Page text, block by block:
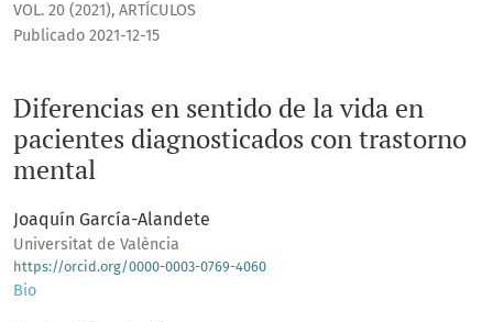
VOL. 20 (2021), ARTÍCULOS
Diferencias en sentido de la vida en
pacientes diagnosticados con trastorno
mental
Publicado 2021-12-15
Joaquín García-Alandete
Universitat de València
https://orcid.org/0000-0003-0769-4060
Bio